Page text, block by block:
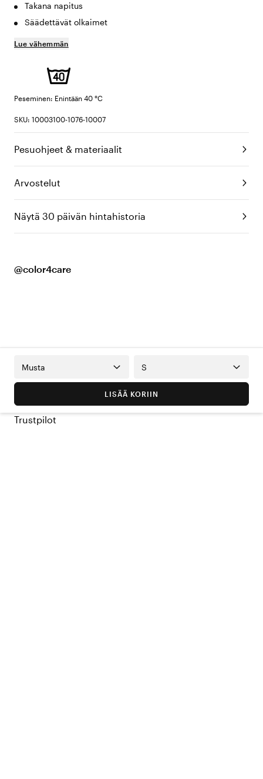
Takana napitus
Säädettävät olkaimet
Lue vähemmän
Peseminen: Enintään 40 °C
SKU: 10003100-1076-10007
Pesuohjeet & materiaalit
Arvostelut
Näytä 30 päivän hintahistoria
@color4care
Musta S
LISÄÄ KORIIN
Trustpilot